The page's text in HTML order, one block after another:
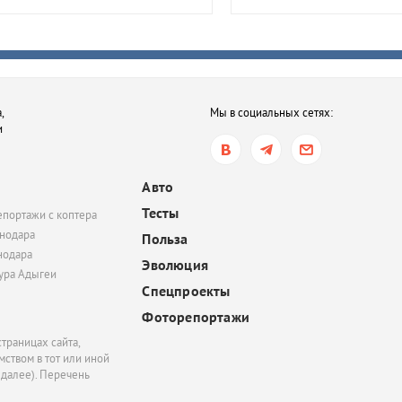
после семейной ссоры
В Ростове-на-Дону
электросамокатов
Мы в социальных сетях:
с коптера
Адыгеи
Авто
Тесты
Польза
Эволюция
Спецпроекты
Фоторепортажи
сайта,
в тот или иной
Перечень